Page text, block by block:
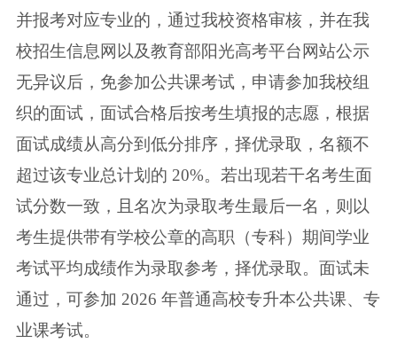
并报考对应专业的，通过我校资格审核，并在我
校招生信息网以及教育部阳光高考平台网站公示
无异议后，免参加公共课考试，申请参加我校组
织的面试， 面试合格后按考生填报的志愿，根据
面试成绩从高分到低分排序，择优录取，名额不
超过该专业总计划的 20%。若出现若干名考生面
试分数一致，且名次为录取考生最后一名，则以
考生提供带有学校公章的高职（专科）期间学业
考试平均成绩作为录取参考，择优录取。面试未
通过，可参加 2026 年普通高校专升本公共课、专
业课考试。